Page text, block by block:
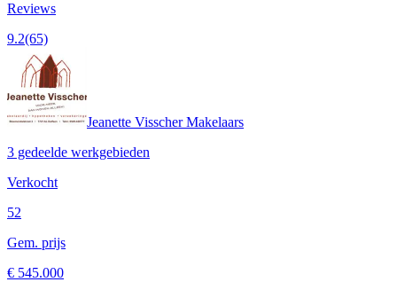
Reviews
9.2(65)
Jeanette Visscher Makelaars
3 gedeelde werkgebieden
Verkocht
52
Gem. prijs
€ 545.000